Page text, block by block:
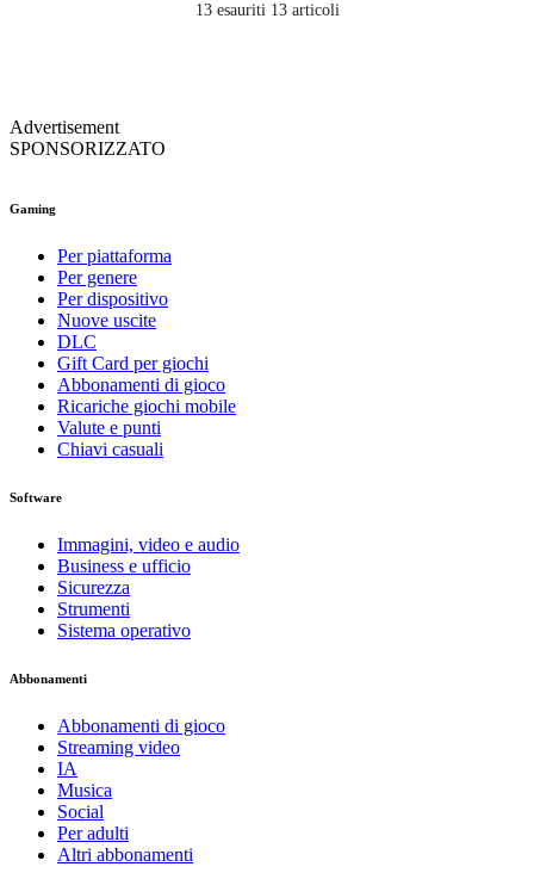
13 esauriti 13 articoli
Advertisement
SPONSORIZZATO
Gaming
Per piattaforma
Per genere
Per dispositivo
Nuove uscite
DLC
Gift Card per giochi
Abbonamenti di gioco
Ricariche giochi mobile
Valute e punti
Chiavi casuali
Software
Immagini, video e audio
Business e ufficio
Sicurezza
Strumenti
Sistema operativo
Abbonamenti
Abbonamenti di gioco
Streaming video
IA
Musica
Social
Per adulti
Altri abbonamenti